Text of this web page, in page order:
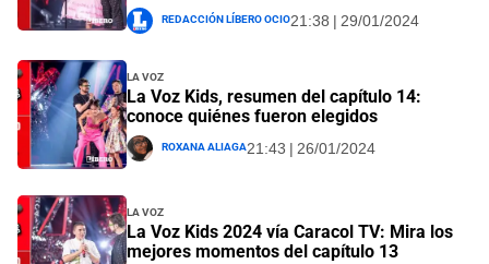
Redacción Líbero Ocio21:38 | 29/01/2024
La Voz
La Voz Kids, resumen del capítulo 14:
conoce quiénes fueron elegidos
Roxana Aliaga21:43 | 26/01/2024
La Voz
La Voz Kids 2024 vía Caracol TV: Mira los
mejores momentos del capítulo 13